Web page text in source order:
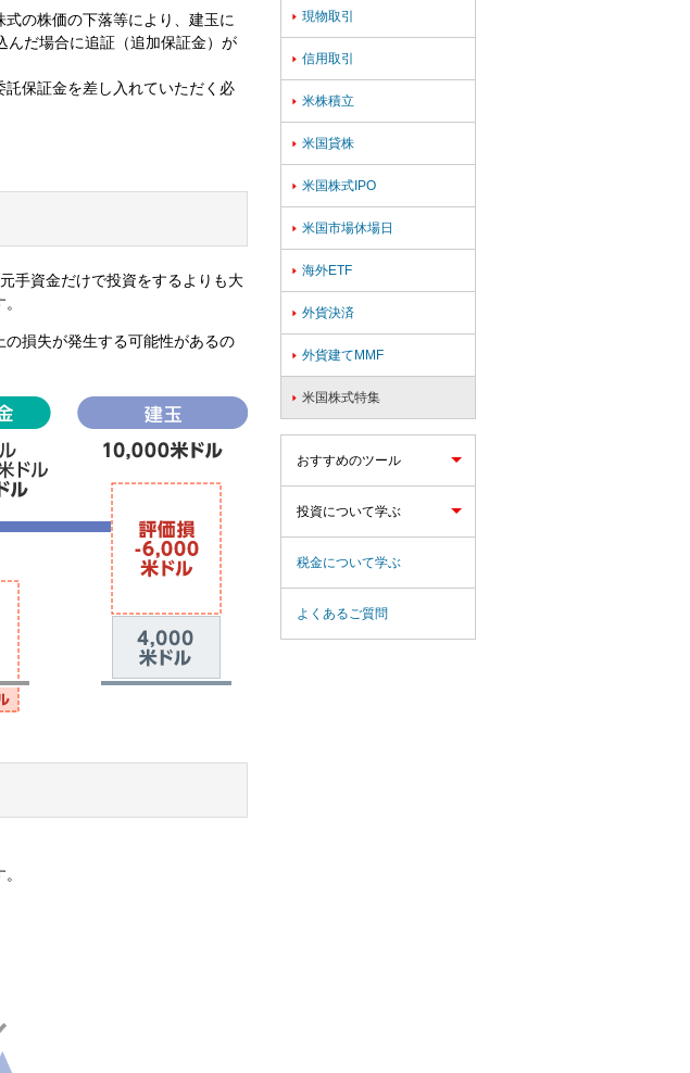
の株価の下落等により、建玉に
んだ場合に追証（追加保証金）が
保証金を差し入れていただく必
手資金だけで投資をするよりも大
損失が発生する可能性があるの
 現物取引
 信用取引
 米株積立
 米国貸株
 米国株式IPO
 米国市場休場日
 海外ETF
 外貨決済
 外貨建てMMF
 米国株式特集
おすすめのツール
投資について学ぶ
税金について学ぶ
よくあるご質問